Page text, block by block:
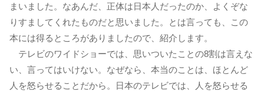
まいました。なあんだ、正体は日本人だったのか、よくぞな
りすましてくれたものだと思いました。とは言っても、この
本には得るところがありましたので、紹介します。
テレビのワイドショーでは、思いついたことの8割は言えな
い、言ってはいけない。なぜなら、本当のことは、ほとんど
人を怒らせることだから。日本のテレビでは、人を怒らせる